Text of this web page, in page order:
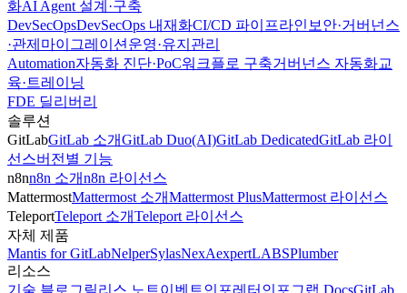
화AI Agent 설계·구축
DevSecOpsDevSecOps 내재화CI/CD 파이프라인 보안·거버넌스
·관제 마이그레이션 운영·유지관리
Automation자동화 진단·PoC워크플로 구축거버넌스 자동화교
육·트레이닝
FDE 딜리버리
솔루션
GitLabGitLab 소개GitLab Duo(AI)GitLab DedicatedGitLab 라이
선스버전별 기능
n8nn8n 소개n8n 라이선스
MattermostMattermost 소개Mattermost PlusMattermost 라이선스
TeleportTeleport 소개Teleport 라이선스
자체 제품
Mantis for GitLabNelperSylasNexAexpertLABSPlumber
리소스
기술 블로그 릴리스 노트이벤트인포레터 인포그랩 DocsGitLab